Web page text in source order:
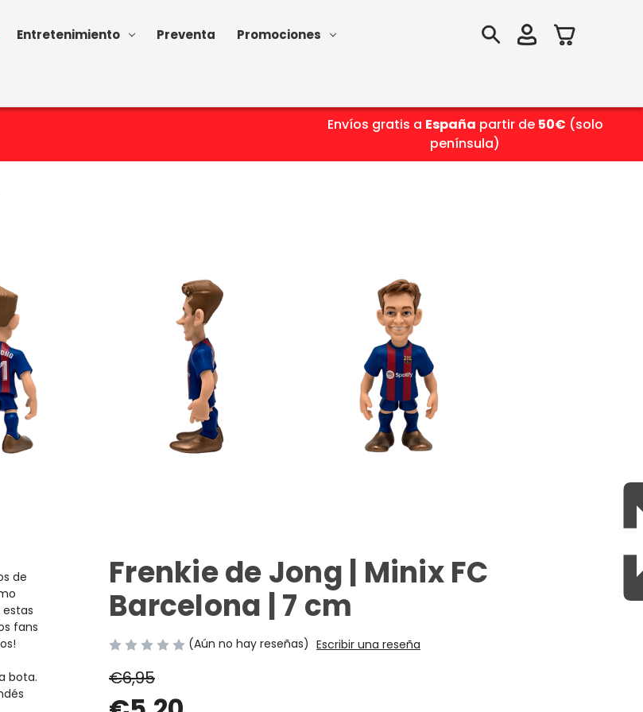
Entretenimiento Preventa Promociones
Envíos gratis a España partir de 50€ (solo
península)
de
fans
bota.
Frenkie de Jong | Minix FC
Barcelona | 7 cm
(Aún no hay reseñas) Escribir una reseña
€6,95